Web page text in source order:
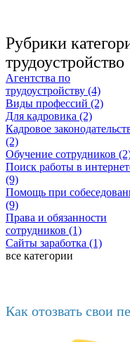
Рубрики
трудоустройство
Агентства по
трудоустройству (4)
Виды профессий (2)
Для кадровика (2)
Кадровое
(2)
Обучение сотрудников
Поиск работы в
(9)
Помощь при
(9)
Права и обязанности
сотрудников (1)
Сайты заработка (1)
все категории
Как отозвать свои